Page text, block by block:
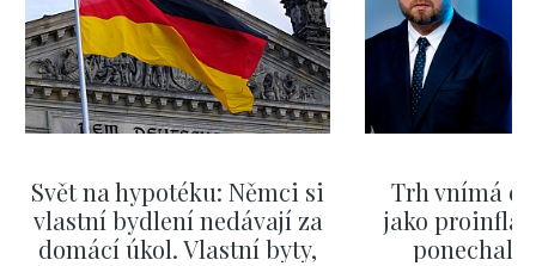
Svět na hypotéku: Němci si
vlastní bydlení nedávají za
domácí úkol. Vlastní byty,
Trh vnímá
jako
ponechali